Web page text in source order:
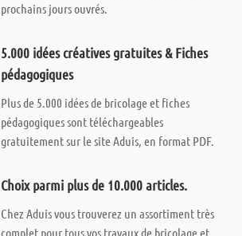
prochains jours ouvrés.
5.000 idées créatives gratuites & Fiches
pédagogiques
Plus de 5.000 idées de bricolage et fiches
pédagogiques sont téléchargeables
gratuitement sur le site Aduis, en format PDF.
Choix parmi plus de 10.000 articles.
Chez Aduis vous trouverez un assortiment très
complet pour tous vos travaux de bricolage et